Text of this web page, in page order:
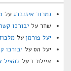
נמרוד איזנברג על
שחר על יבורכו
יעל פורמן על מלכוד 22א / נמרוד
יעל הס על יבורכו
איילת ד על להציל